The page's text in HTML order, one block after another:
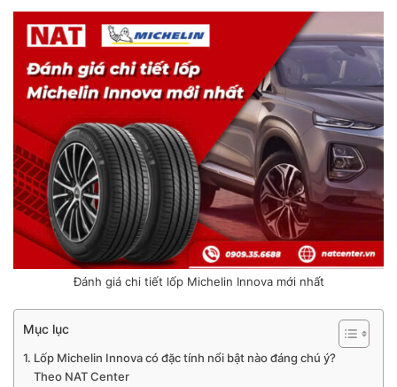
Đánh giá chi tiết lốp Michelin Innova mới nhất
Mục lục
Lốp Michelin Innova có đặc tính nổi bật nào đáng chú ý?
Theo NAT Center